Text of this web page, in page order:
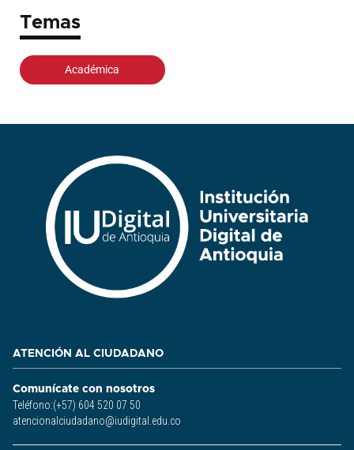
Temas
Académica
ATENCIÓN AL CIUDADANO
Comunícate con nosotros
Teléfono:(+57) 604 520 07 50
atencionalciudadano@iudigital.edu.co